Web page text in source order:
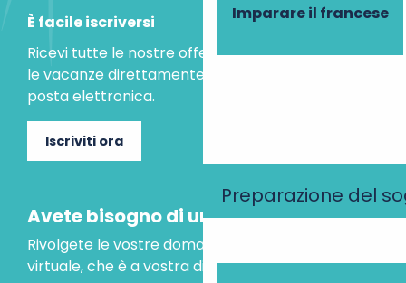
Imparare il francese
Preparazione del
È facile iscriversi
Ricevi tutte le nostre offerte speciali e le idee per
le vacanze direttamente nella tua casella di
posta elettronica.
Iscriviti ora
Avete bisogno di un consiglio?
Rivolgete le vostre domande al nostro assistente
virtuale, che è a vostra disposizione per aiutarvi.